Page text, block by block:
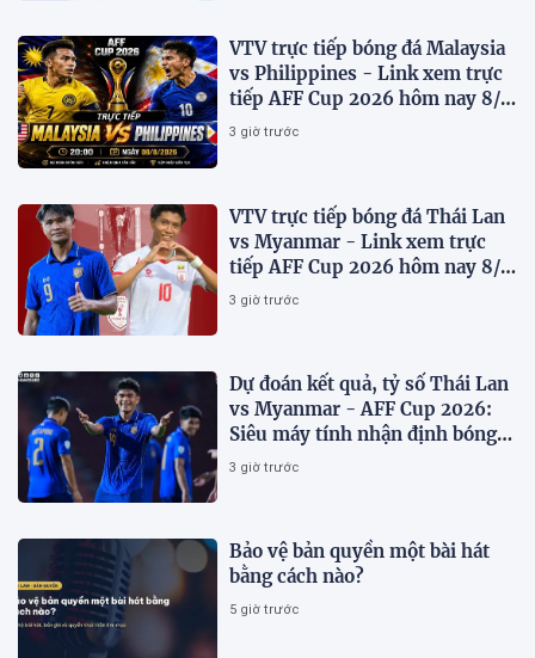
VTV trực tiếp bóng đá Malaysia
vs Philippines - Link xem trực
tiếp AFF Cup 2026 hôm nay 8/8
trên VTV7
3 giờ trước
VTV trực tiếp bóng đá Thái Lan
vs Myanmar - Link xem trực
tiếp AFF Cup 2026 hôm nay 8/8
trên VTV6
3 giờ trước
Dự đoán kết quả, tỷ số Thái Lan
vs Myanmar - AFF Cup 2026:
Siêu máy tính nhận định bóng
đá hôm nay 8/8
3 giờ trước
Bảo vệ bản quyền một bài hát
bằng cách nào?
5 giờ trước